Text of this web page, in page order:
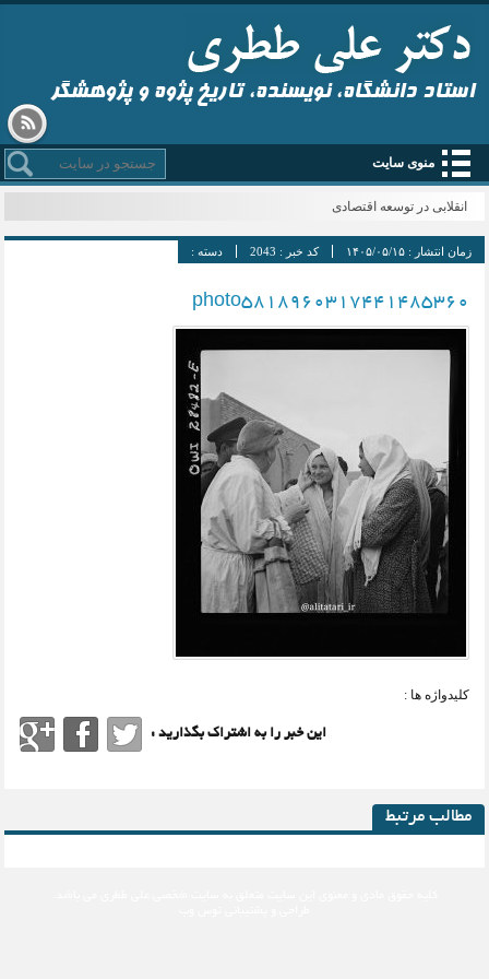
استاد دانشگاه، نویسنده، تاریخ پژوه و پژوهشگر
منوی سایت
انقلابی در توسعه اقتصادی
زمان انتشار :۱۴۰۵/۰۵/۱۵ کد خبر : 2043 دسته :
photo5818960317441485360
کلیدواژه ها :
این خبر را به اشتراک بگذارید :
مطالب مرتبط